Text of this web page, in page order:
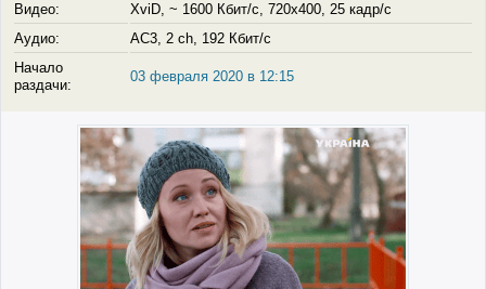
Видео:
XviD, ~ 1600 Кбит/с, 720x400, 25 кадр/с
Аудио:
AC3, 2 ch, 192 Кбит/с
Начало
раздачи:
03 февраля 2020 в 12:15